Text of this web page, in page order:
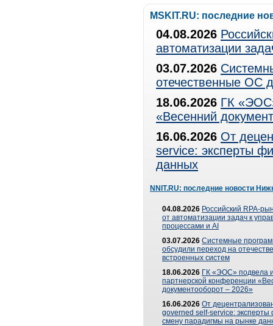
MSKIT.RU: последние
04.08.2026
автоматизации
03.07.2026
отечественные ОС
18.06.2026 ГК
«Весенний
16.06.2026 От
service: эксперты
данных
NNIT.RU: последние новости
04.08.2026 Российский RPA-
от автоматизации задач к
процессами и AI
03.07.2026 Системные
обсудили переход на
встроенных систем
18.06.2026 ГК «ЭОС» подвела
партнерской конференции
документооборот – 2026»
16.06.2026 От
governed self-service: эксперты
смену парадигмы на рынке